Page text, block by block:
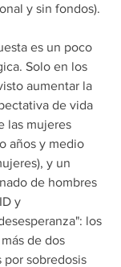
y sin fondos).
Solo en los
aumentar la
de vida
las mujeres
años y medio
y un
de hombres
y
los
de dos
por sobredosis